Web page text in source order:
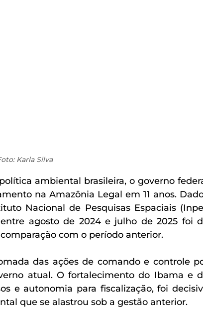
Karla Silva
ambiental brasileira, o governo
na Amazônia Legal em 11 anos.
Nacional de Pesquisas Espaciais
agosto de 2024 e julho de 2025 foi
com o período anterior.
das ações de comando e controle
atual. O fortalecimento do Ibama e
e autonomia para fiscalização, foi
que se alastrou sob a gestão anterior.